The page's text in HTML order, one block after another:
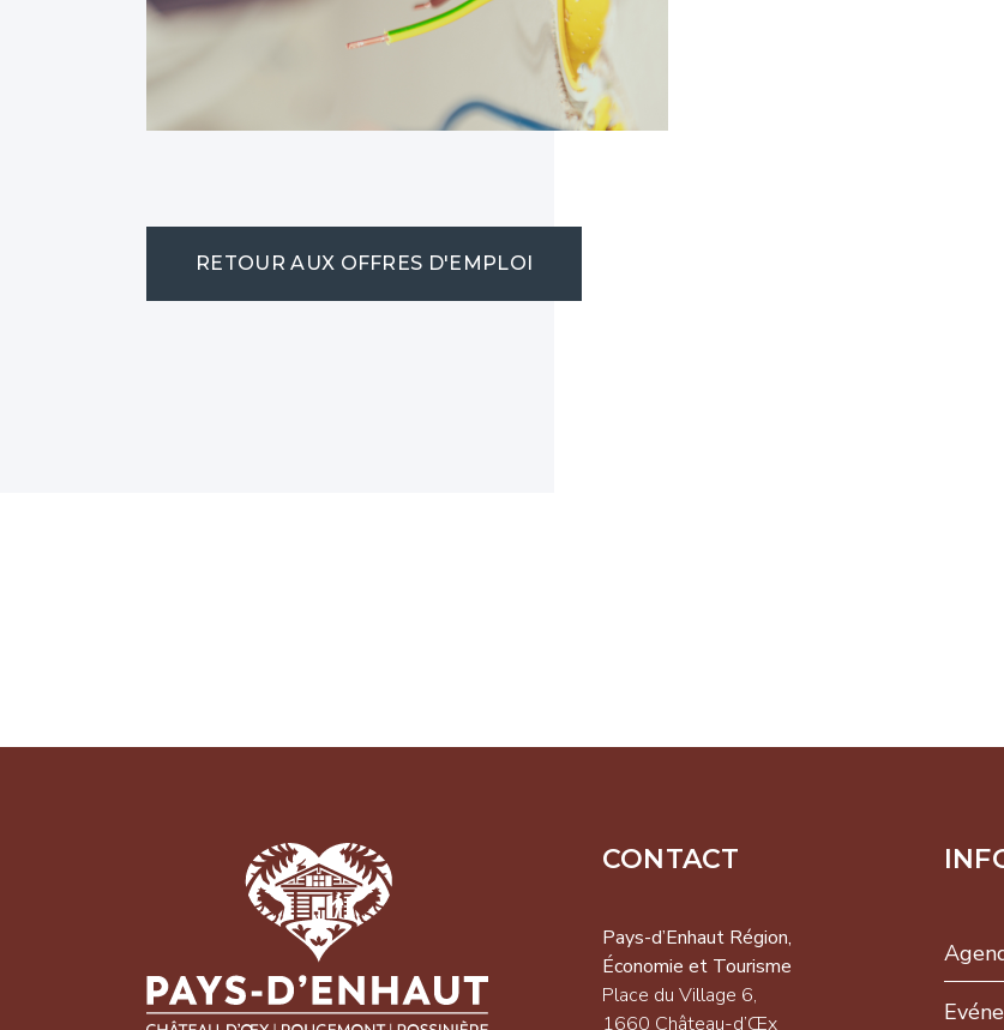
Économie et
Place du Village 6,
RETOUR AUX OFFRES D'EMPLOI
CONTACT
Pays-d’Enhaut Région,
Économie et Tourisme
Place du Village 6,
1660 Château-d’Œx